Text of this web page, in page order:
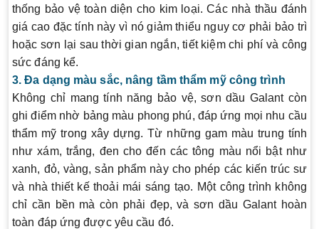
thống bảo vệ toàn diện cho kim loại. Các nhà thầu đánh
giá cao đặc tính này vì nó giảm thiểu nguy cơ phải bảo trì
hoặc sơn lại sau thời gian ngắn, tiết kiệm chi phí và công
sức đáng kể.
3. Đa dạng màu sắc, nâng tầm thẩm mỹ công trình
Không chỉ mang tính năng bảo vệ, sơn dầu Galant còn
ghi điểm nhờ bảng màu phong phú, đáp ứng mọi nhu cầu
thẩm mỹ trong xây dựng. Từ những gam màu trung tính
như xám, trắng, đen cho đến các tông màu nổi bật như
xanh, đỏ, vàng, sản phẩm này cho phép các kiến trúc sư
và nhà thiết kế thoải mái sáng tạo. Một công trình không
chỉ cần bền mà còn phải đẹp, và sơn dầu Galant hoàn
toàn đáp ứng được yêu cầu đó.